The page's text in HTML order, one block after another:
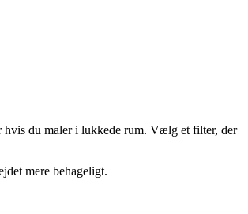
hvis du maler i lukkede rum. Vælg et filter, der
mere behageligt.